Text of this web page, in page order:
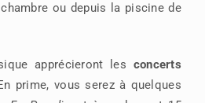
ou depuis la piscine de
apprécieront les concerts
prime, vous serez à quelques